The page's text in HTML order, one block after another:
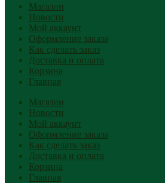
Магазин
Новости
Мой аккаунт
Оформление заказа
Как сделать заказ
Доставка и оплата
Корзина
Главная
Магазин
Новости
Мой аккаунт
Оформление заказа
Как сделать заказ
Доставка и оплата
Корзина
Главная